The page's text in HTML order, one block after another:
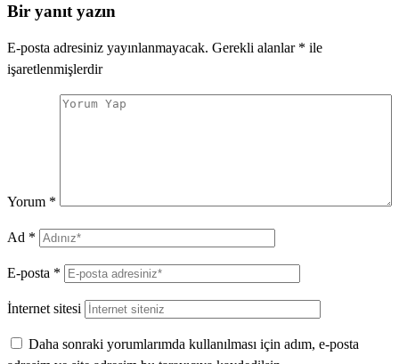
Bir yanıt yazın
E-posta adresiniz yayınlanmayacak. Gerekli alanlar * ile
işaretlenmişlerdir
Yorum *
Ad *
E-posta *
İnternet sitesi
Daha sonraki yorumlarımda kullanılması için adım, e-posta